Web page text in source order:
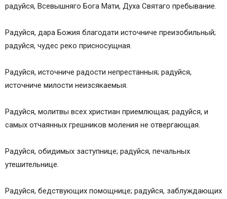
радуйся, Всевышняго Бога Мати, Духа Святаго пребывание.
Радуйся, дара Божия благодати источниче преизобильный;
радуйся, чудес реко присносущная.
Радуйся, источниче радости непрестанныя; радуйся,
источниче милости неизсякаемыя.
Радуйся, молитвы всех христиан приемлющая; радуйся, и
самых отчаянных грешников моления не отвергающая.
Радуйся, обидимых заступнице; радуйся, печальных
утешительнице.
Радуйся, бедствующих помощнице; радуйся, заблуждающих